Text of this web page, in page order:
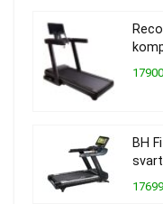
BH
svart